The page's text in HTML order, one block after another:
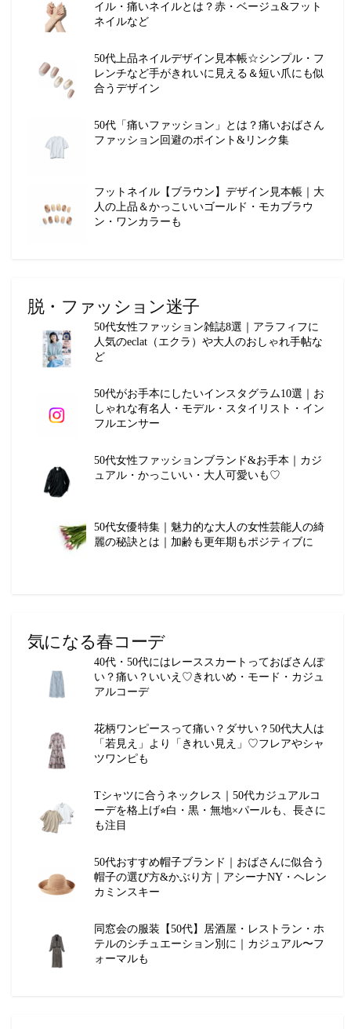
イル・痛いネイルとは？赤・ベージュ&フット
ネイルなど
50代上品ネイルデザイン見本帳☆シンプル・フ
レンチなど手がきれいに見える＆短い爪にも似
合うデザイン
50代「痛いファッション」とは？痛いおばさん
ファッション回避のポイント&リンク集
フットネイル【ブラウン】デザイン見本帳｜大
人の上品＆かっこいいゴールド・モカブラウ
ン・ワンカラーも
脱・ファッション迷子
50代女性ファッション雑誌8選｜アラフィフに
人気のeclat（エクラ）や大人のおしゃれ手帖な
ど
50代がお手本にしたいインスタグラム10選｜お
しゃれな有名人・モデル・スタイリスト・イン
フルエンサー
50代女性ファッションブランド&お手本｜カジ
ュアル・かっこいい・大人可愛いも♡
50代女優特集｜魅力的な大人の女性芸能人の綺
麗の秘訣とは｜加齢も更年期もポジティブに
気になる春コーデ
40代・50代にはレーススカートっておばさんぽ
い？痛い？いいえ♡きれいめ・モード・カジュ
アルコーデ
花柄ワンピースって痛い？ダサい？50代大人は
「若見え」より「きれい見え」♡フレアやシャ
ツワンピも
Tシャツに合うネックレス｜50代カジュアルコ
ーデを格上げ⭐︎白・黒・無地×パールも、長さに
も注目
50代おすすめ帽子ブランド｜おばさんに似合う
帽子の選び方&かぶり方｜アシーナNY・ヘレン
カミンスキー
同窓会の服装【50代】居酒屋・レストラン・ホ
テルのシチュエーション別に｜カジュアル〜フ
ォーマルも